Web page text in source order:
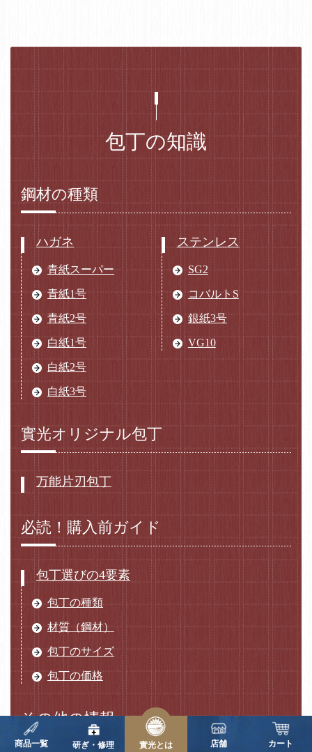
包丁の知識
鋼材の種類
ハガネ
青紙スーパー
青紙1号
青紙2号
白紙1号
白紙2号
白紙3号
ステンレス
SG2
コバルトS
銀紙3号
VG10
實光オリジナル包丁
万能片刃包丁
必読！購入前ガイド
包丁選びの4要素
包丁の種類
材質（鋼材）
包丁のサイズ
包丁の価格
その他の情報
商品一覧 研ぎ・修理 實光とは 店舗 カート